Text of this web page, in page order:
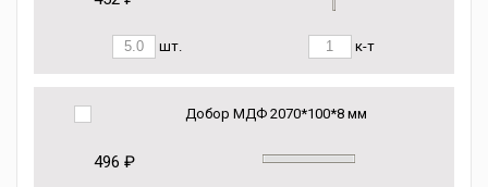
шт. к-т
Добор МДФ 2070*100*8 мм
496 ₽